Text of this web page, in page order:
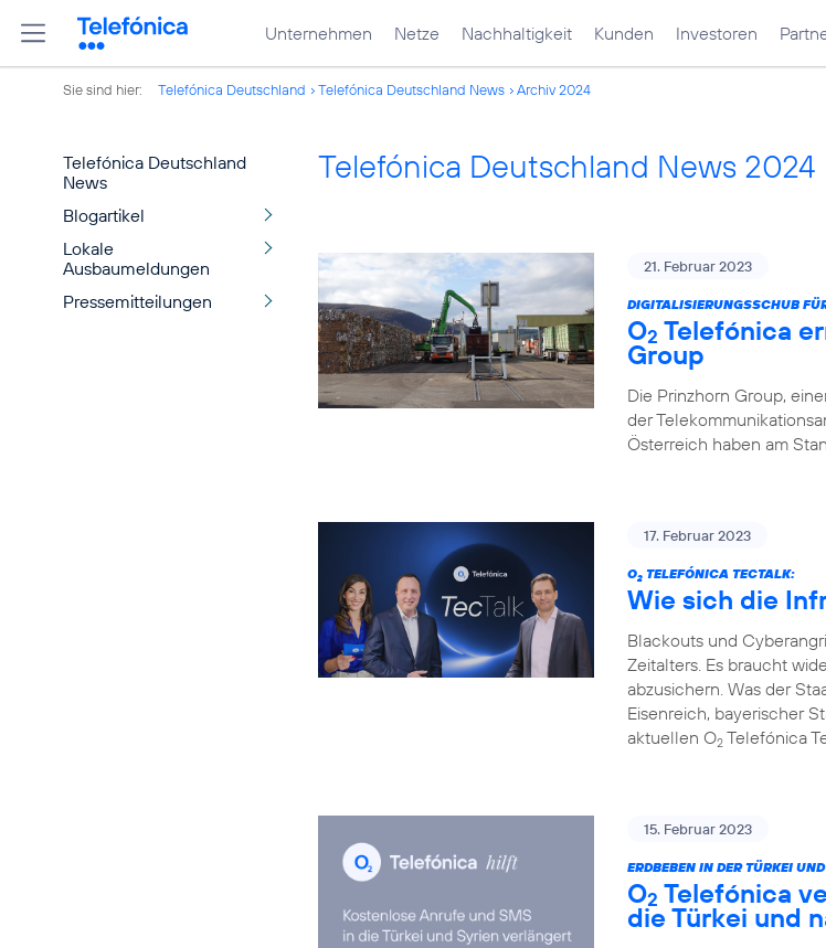
Unternehmen Netze Nachhaltigkeit Kunden Investoren
Sie sind hier: Telefónica Deutschland Telefónica Deutschland News Archiv 2024
Telefónica Deutschland
News
Blogartikel
Lokale
Ausbaumeldungen
Pressemitteilungen
Telefónica Deutschland News 2024
21. Februar 2023
DIGITALISIERUNGSSCHUB
O2 Telefónica
Group
Die Prinzhorn Group,
der
Österreich haben am
17. Februar 2023
O2 TELEFÓNICA TECTALK:
Wie sich die
Blackouts und
Zeitalters. Es braucht
abzusichern. Was der
Eisenreich, bayerischer
aktuellen O2 Telefónica
15. Februar 2023
ERDBEBEN IN DER TÜRKEI
O2 Telefónica
die Türkei und